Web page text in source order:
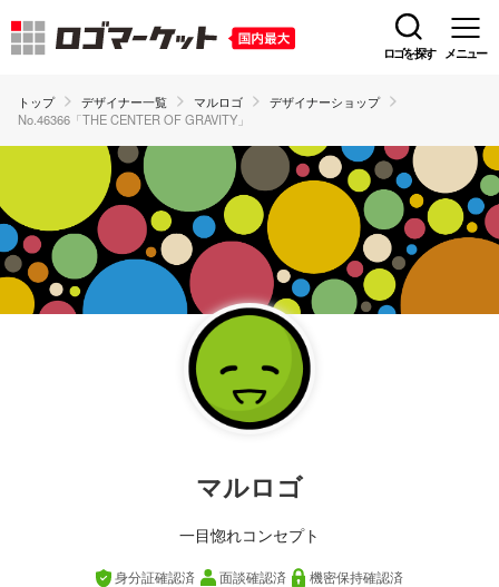
ロゴを探す メニュー
トップ デザイナー一覧 マルロゴ
デザイナーショップ
No.46366「THE CENTER OF GRAVITY」
マルロゴ
一目惚れコンセプト
身分証確認済 面談確認済 機密保持確認済